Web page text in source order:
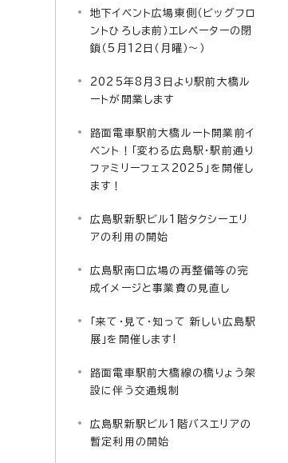
地下イベント広場東側（ビッグフロ
ントひろしま前）エレベーターの閉
鎖（5月12日（月曜）～）
2025年8月3日より駅前大橋ル
ートが開業します
路面電車駅前大橋ルート開業前イ
ベント！「変わる広島駅・駅前通り
ファミリーフェス2025」を開催し
ます！
広島駅新駅ビル1階タクシーエリ
アの利用の開始
広島駅南口広場の再整備等の完
成イメージと事業費の見直し
「来て・見て・知って 新しい広島駅
展」を開催します!
路面電車駅前大橋線の橋りょう架
設に伴う交通規制
広島駅新駅ビル1階バスエリアの
暫定利用の開始